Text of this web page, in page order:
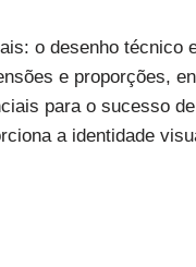
o desenho técnico
e proporções,
para o sucesso
a identidade